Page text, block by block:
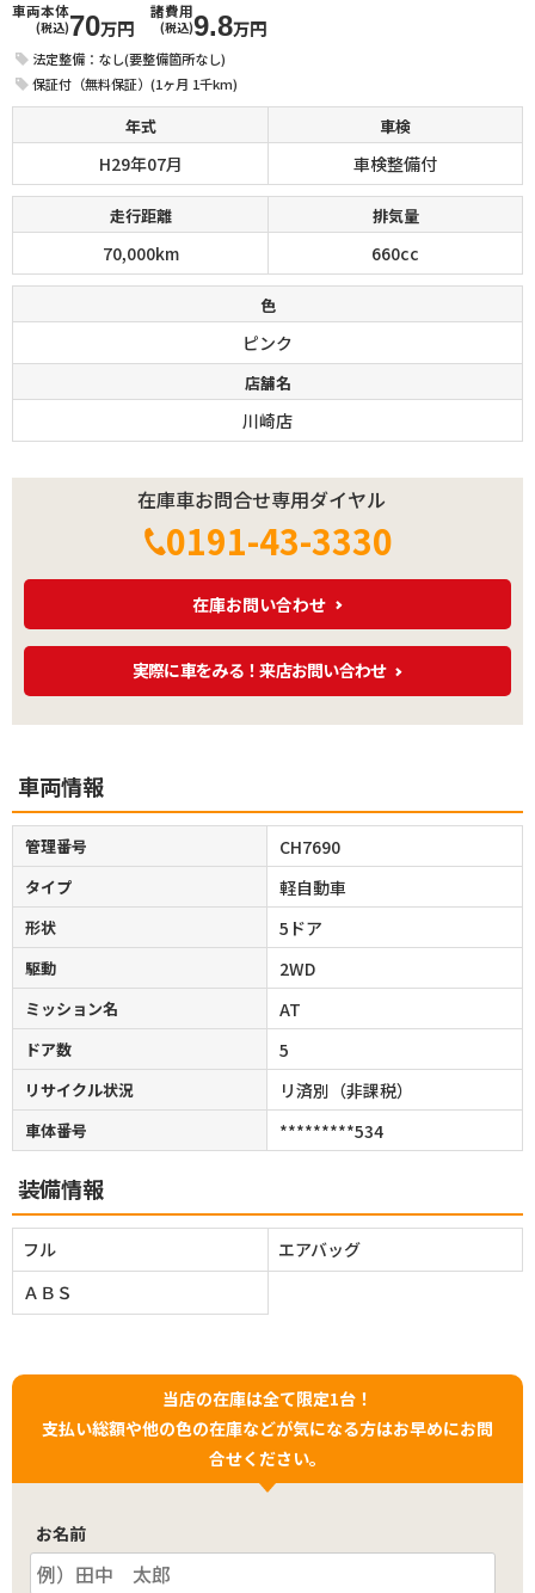
車両本体
(税込)70万円
諸費用
(税込)9.8万円
法定整備：なし(要整備箇所なし)
保証付（無料保証）(1ヶ月 1千km)
年式 車検
H29年07月 車検整備付
走行距離 排気量
70,000km 660cc
色
ピンク
店舗名
川崎店
在庫車お問合せ専用ダイヤル
0191-43-3330
在庫お問い合わせ
実際に車をみる！来店お問い合わせ
車両情報
管理番号 CH7690
タイプ 軽自動車
形状 5ドア
駆動 2WD
ミッション名 AT
ドア数 5
リサイクル状況 リ済別（非課税）
車体番号 *********534
装備情報
フル
エアバッグ
ＡＢＳ
当店の在庫は全て限定1台！
支払い総額や他の色の在庫などが気になる方はお早めにお問
合せください。
お名前